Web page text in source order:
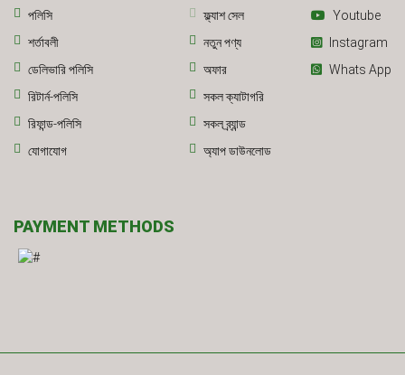
পলিসি
শর্তাবলী
ডেলিভারি পলিসি
রিটার্ন-পলিসি
রিফান্ড-পলিসি
যোগাযোগ
ফ্ল্যাশ সেল
নতুন পণ্য
অফার
সকল ক্যাটাগরি
সকল ব্র্যান্ড
অ্যাপ ডাউনলোড
Youtube
Instagram
Whats App
PAYMENT METHODS